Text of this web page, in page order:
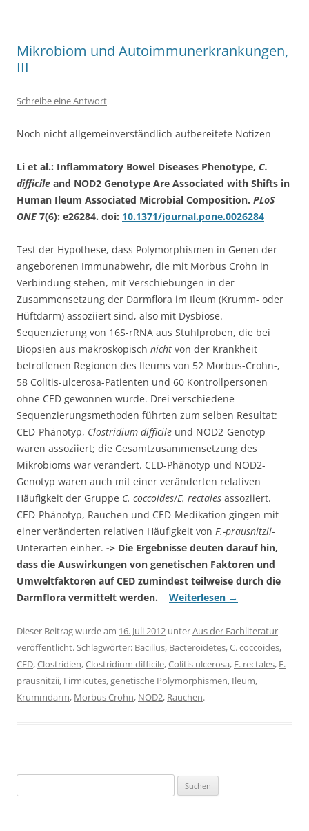
Mikrobiom und Autoimmunerkrankungen,
III
Schreibe eine Antwort
Noch nicht allgemeinverständlich aufbereitete Notizen
Li et al.: Inflammatory Bowel Diseases Phenotype, C.
difficile and NOD2 Genotype Are Associated with Shifts in
Human Ileum Associated Microbial Composition. PLoS
ONE 7(6): e26284. doi: 10.1371/journal.pone.0026284
Test der Hypothese, dass Polymorphismen in Genen der
angeborenen Immunabwehr, die mit Morbus Crohn in
Verbindung stehen, mit Verschiebungen in der
Zusammensetzung der Darmflora im Ileum (Krumm- oder
Hüftdarm) assoziiert sind, also mit Dysbiose.
Sequenzierung von 16S-rRNA aus Stuhlproben, die bei
Biopsien aus makroskopisch nicht von der Krankheit
betroffenen Regionen des Ileums von 52 Morbus-Crohn-,
58 Colitis-ulcerosa-Patienten und 60 Kontrollpersonen
ohne CED gewonnen wurde. Drei verschiedene
Sequenzierungsmethoden führten zum selben Resultat:
CED-Phänotyp, Clostridium difficile und NOD2-Genotyp
waren assoziiert; die Gesamtzusammensetzung des
Mikrobioms war verändert. CED-Phänotyp und NOD2-
Genotyp waren auch mit einer veränderten relativen
Häufigkeit der Gruppe C. coccoides/E. rectales assoziiert.
CED-Phänotyp, Rauchen und CED-Medikation gingen mit
einer veränderten relativen Häufigkeit von F.-prausnitzii-
Unterarten einher. -> Die Ergebnisse deuten darauf hin,
dass die Auswirkungen von genetischen Faktoren und
Umweltfaktoren auf CED zumindest teilweise durch die
Darmflora vermittelt werden. Weiterlesen →
Dieser Beitrag wurde am 16. Juli 2012 unterAus der Fachliteratur
veröffentlicht. Schlagwörter: Bacillus, Bacteroidetes,C. coccoides,
CED,Clostridien,Clostridium difficile,Colitis ulcerosa, E. rectales, F.
prausnitzii, Firmicutes,genetische Polymorphismen, Ileum,
Krummdarm, Morbus Crohn, NOD2, Rauchen.
nach: